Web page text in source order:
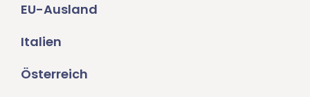
EU-Ausland
Italien
Österreich